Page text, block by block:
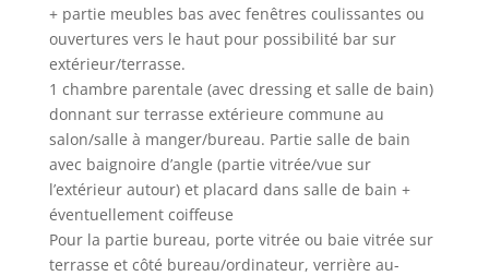
+ partie meubles bas avec fenêtres coulissantes ou
ouvertures vers le haut pour possibilité bar sur
extérieur/terrasse.
1 chambre parentale (avec dressing et salle de bain)
donnant sur terrasse extérieure commune au
salon/salle à manger/bureau. Partie salle de bain
avec baignoire d’angle (partie vitrée/vue sur
l’extérieur autour) et placard dans salle de bain +
éventuellement coiffeuse
Pour la partie bureau, porte vitrée ou baie vitrée sur
terrasse et côté bureau/ordinateur, verrière au-